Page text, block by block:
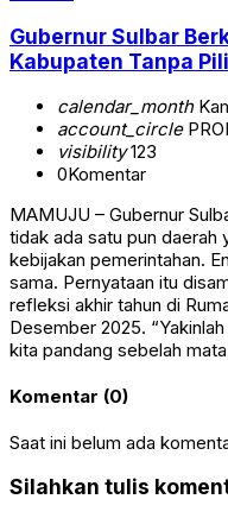
Gubernur Sulbar
Kabupaten Tanpa
calendar_month
account_circle
visibility123
0Komentar
MAMUJU – Gubernur
tidak ada satu pun daerah
kebijakan pemerintahan.
sama. Pernyataan itu
refleksi akhir tahun di
Desember 2025.
kita pandang sebelah
Komentar (0)
Saat ini belum ada
Silahkan tulis